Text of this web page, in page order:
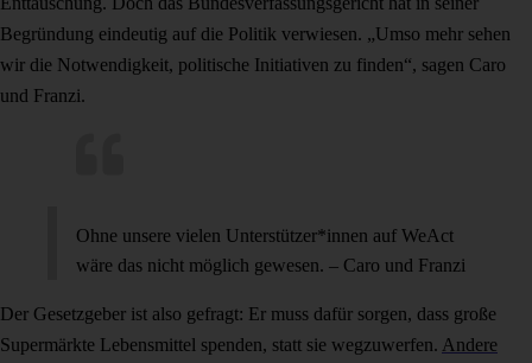
Begründung eindeutig auf die Politik verwiesen. „Umso mehr sehen
wir die Notwendigkeit, politische Initiativen zu finden“, sagen Caro
und Franzi.
Ohne unsere vielen Unterstützer*innen auf WeAct
wäre das nicht möglich gewesen. – Caro und Franzi
Der Gesetzgeber ist also gefragt: Er muss dafür sorgen, dass große
Supermärkte Lebensmittel spenden, statt sie wegzuwerfen. Andere